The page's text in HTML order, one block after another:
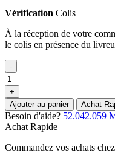
Vérification Colis
À la réception de votre
le colis en présence du
-
+
Ajouter au panier
Achat
Besoin d'aide? 52.042.059
Achat Rapide
Commandez vos achats